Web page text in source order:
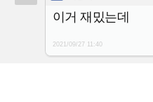
이거 재밌는데
2021/09/2711:40